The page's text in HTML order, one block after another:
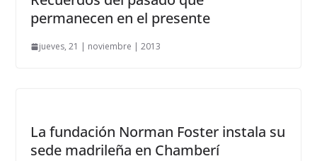
permanecen en el presente
jueves, 21 | noviembre | 2013
La fundación Norman Foster instala su
sede madrileña en Chamberí